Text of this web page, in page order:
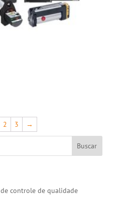
2 3 →
controle de qualidade